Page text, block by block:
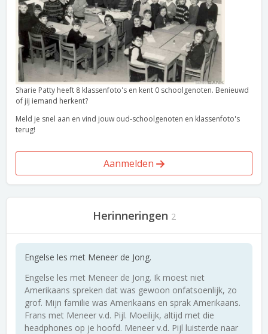
Sharie Patty heeft 8 klassenfoto's en kent 0 schoolgenoten. Benieuwd
of jij iemand herkent?
Meld je snel aan en vind jouw oud-schoolgenoten en klassenfoto's
terug!
Aanmelden
Herinneringen 2
Engelse les met Meneer de Jong.
Engelse les met Meneer de Jong. Ik moest niet
Amerikaans spreken dat was gewoon onfatsoenlijk, zo
grof. Mijn familie was Amerikaans en sprak Amerikaans.
Frans met Meneer v.d. Pijl. Moeilijk, altijd met die
headphones op je hoofd. Meneer v.d. Pijl luisterde naar